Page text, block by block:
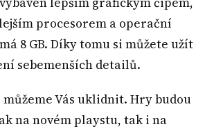
procesorem a operační
8 GB. Díky tomu si můžete užít
sebemenších detailů.
můžeme Vás uklidnit. Hry budou
na novém playstu, tak i na